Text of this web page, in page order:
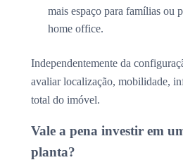
mais espaço para famílias ou
home office.
Independentemente da
avaliar localização, mobilidade,
total do imóvel.
Vale a pena investir em
planta?